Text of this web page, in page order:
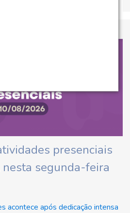
presenciais
nesta segunda-feira
acontece após dedicação intensa